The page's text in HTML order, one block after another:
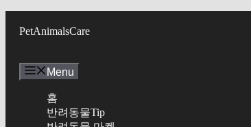
PetAnimalsCare
Menu
홈
반려동물Tip